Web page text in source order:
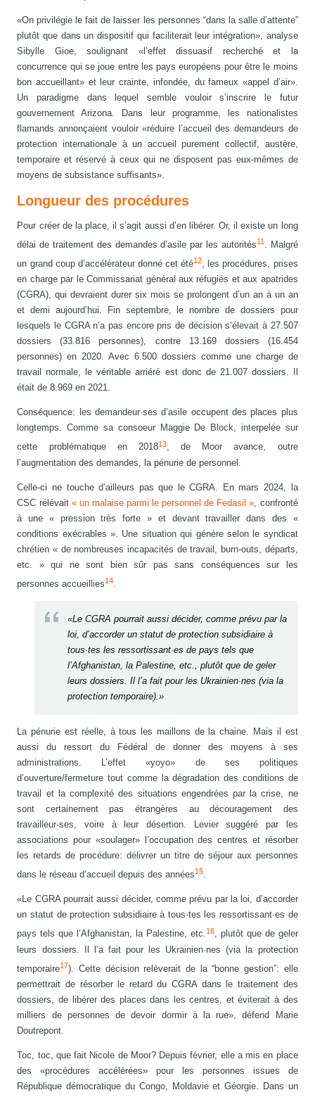
«On privilégie le fait de laisser les personnes “dans la salle d’attente”
plutôt que dans un dispositif qui faciliterait leur intégration», analyse
Sibylle Gioe, soulignant «l’effet dissuasif recherché et la
concurrence qui se joue entre les pays européens pour être le moins
bon accueillant» et leur crainte, infondée, du fameux «appel d’air».
Un paradigme dans lequel semble vouloir s’inscrire le futur
gouvernement Arizona. Dans leur programme, les nationalistes
flamands annonçaient vouloir «réduire l’accueil des demandeurs de
protection internationale à un accueil purement collectif, austère,
temporaire et réservé à ceux qui ne disposent pas eux-mêmes de
moyens de subsistance suffisants».
Longueur des procédures
Pour créer de la place, il s’agit aussi d’en libérer. Or, il existe un long
délai de traitement des demandes d’asile par les autorités11. Malgré
un grand coup d’accélérateur donné cet été12, les procédures, prises
en charge par le Commissariat général aux réfugiés et aux apatrides
(CGRA), qui devraient durer six mois se prolongent d’un an à un an
et demi aujourd’hui. Fin septembre, le nombre de dossiers pour
lesquels le CGRA n’a pas encore pris de décision s’élevait à 27.507
dossiers (33.816 personnes), contre 13.169 dossiers (16.454
personnes) en 2020. Avec 6.500 dossiers comme une charge de
travail normale, le véritable arriéré est donc de 21.007 dossiers. Il
était de 8.969 en 2021.
Conséquence: les demandeur·ses d’asile occupent des places plus
longtemps. Comme sa consoeur Maggie De Block, interpelée sur
cette problématique en 201813, de Moor avance, outre
l’augmentation des demandes, la pénurie de personnel.
Celle-ci ne touche d’ailleurs pas que le CGRA. En mars 2024, la
CSC rélévait « un malaise parmi le personnel de Fedasil » , confronté
à une « pression très forte » et devant travailler dans des «
conditions exécrables ». Une situation qui génère selon le syndicat
chrétien « de nombreuses incapacités de travail, burn-outs, départs,
etc. » qui ne sont bien sûr pas sans conséquences sur les
personnes accueillies14.
«Le CGRA pourrait aussi décider, comme prévu par la
loi, d’accorder un statut de protection subsidiaire à
tous·tes les ressortissant·es de pays tels que
l’Afghanistan, la Palestine, etc., plutôt que de geler
leurs dossiers. Il l’a fait pour les Ukrainien·nes (via la
protection temporaire).»
La pénurie est réelle, à tous les maillons de la chaine. Mais il est
aussi du ressort du Fédéral de donner des moyens à ses
administrations. L’effet «yoyo» de ses politiques
d’ouverture/fermeture tout comme la dégradation des conditions de
travail et la complexité des situations engendrées par la crise, ne
sont certainement pas étrangères au découragement des
travailleur·ses, voire à leur désertion. Levier suggéré par les
associations pour «soulager» l’occupation des centres et résorber
les retards de procédure: délivrer un titre de séjour aux personnes
dans le réseau d’accueil depuis des années15.
«Le CGRA pourrait aussi décider, comme prévu par la loi, d’accorder
un statut de protection subsidiaire à tous·tes les ressortissant·es de
pays tels que l’Afghanistan, la Palestine, etc.16, plutôt que de geler
leurs dossiers. Il l’a fait pour les Ukrainien·nes (via la protection
temporaire17). Cette décision relèverait de la “bonne gestion”: elle
permettrait de résorber le retard du CGRA dans le traitement des
dossiers, de libérer des places dans les centres, et éviterait à des
milliers de personnes de devoir dormir à la rue», défend Marie
Doutrepont.
Toc, toc, que fait Nicole de Moor? Depuis février, elle a mis en place
des «procédures accélérées» pour les personnes issues de
République démocratique du Congo, Moldavie et Géorgie. Dans un